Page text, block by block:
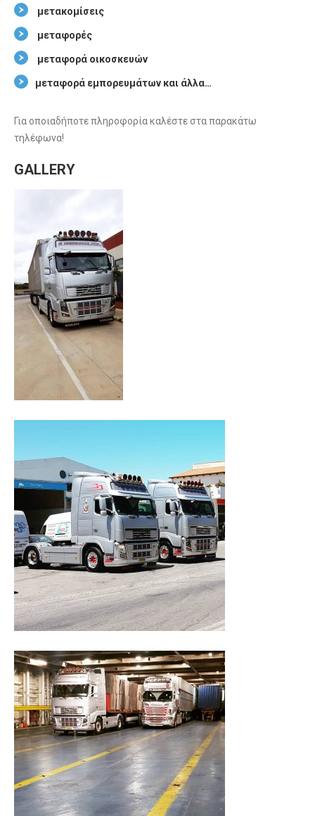
μετακομίσεις
μεταφορές
μεταφορά οικοσκευών
μεταφορά εμπορευμάτων και άλλα…
Για οποιαδήποτε πληροφορία καλέστε στα παρακάτω
τηλέφωνα!
GALLERY